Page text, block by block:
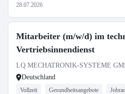
28.07.2026
Mitarbeiter (m/w/d) im
Vertriebsinnendienst
LQ MECHATRONIK-SYSTEME
Deutschland
Vollzeit Gesundheitsangebote